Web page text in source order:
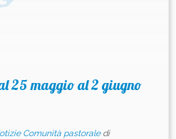
25 maggio al 2 giugno
Comunità pastorale di